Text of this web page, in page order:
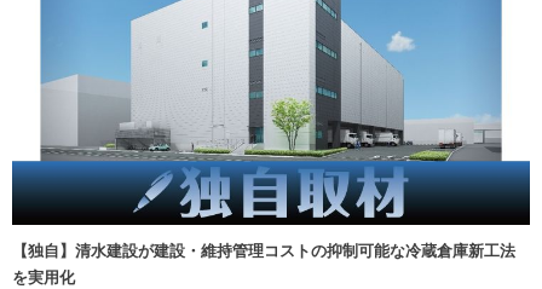
【独自】清水建設が建設・維持管理コストの抑制可能な冷蔵倉庫新工法
を実用化